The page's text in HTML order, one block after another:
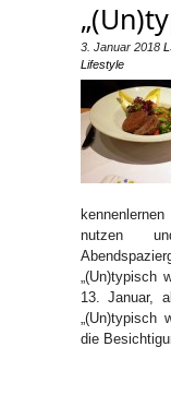
3. Januar 2018
Lifestyle
nutzen
„(Un)typisch
13. Januar,
„(Un)typisch
die